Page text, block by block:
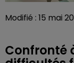
Modifié : 15 mai
Confronté